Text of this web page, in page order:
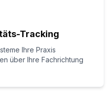
Tracking
Ihre Praxis
über Ihre Fachrichtung